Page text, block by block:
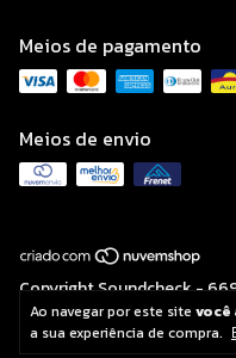
Ao navegar por este site você
a sua experiência de compra.
Meios de pagamento
Meios de envio
Copyright Soundcheck -
direitos reservados.